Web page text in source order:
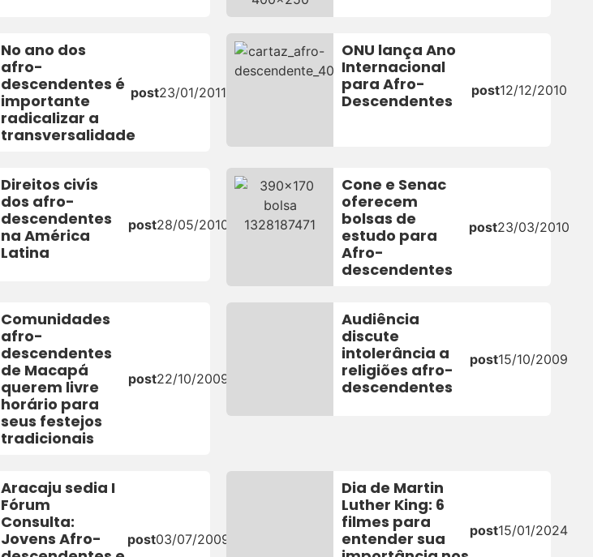
No ano dos
afro-
descendentes é
importante
radicalizar a
transversalidade
post23/01/2011
ONU lança Ano
Internacional
para Afro-
Descendentes
post12/12/2010
Direitos civís
dos afro-
descendentes
na América
Latina
post28/05/2010
Cone e Senac
oferecem
bolsas de
estudo para
Afro-
descendentes
post23/03/2010
Comunidades
afro-
descendentes
de Macapá
querem livre
horário para
seus festejos
tradicionais
post22/10/2009
Audiência
discute
intolerância a
religiões afro-
descendentes
post15/10/2009
Aracaju sedia I
Fórum
Consulta:
Jovens Afro-
post03/07/2009
Dia de Martin
Luther King: 6
filmes para
entender sua
post15/01/2024